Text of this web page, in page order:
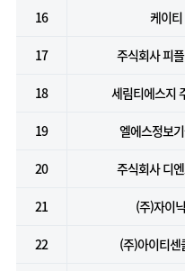
16 케이티
17 주식회사 피
18 세림티에스지
19 엘에스정보
20 주식회사 디
21 (주)자이
22 (주)아이티센